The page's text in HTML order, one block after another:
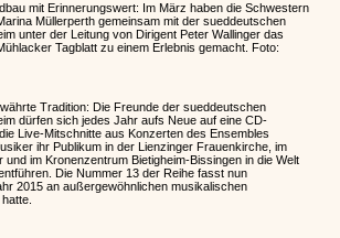
mit Erinnerungswert: Im März haben die Schwestern
Müllerperth gemeinsam mit der sueddeutschen
unter der Leitung von Dirigent Peter Wallinger das
Tagblatt zu einem Erlebnis gemacht. Foto:
Tradition: Die Freunde der sueddeutschen
dürfen sich jedes Jahr aufs Neue auf eine CD-
Live-Mitschnitte aus Konzerten des Ensembles
ihr Publikum in der Lienzinger Frauenkirche, im
und im Kronenzentrum Bietigheim-Bissingen in die Welt
Die Nummer 13 der Reihe fasst nun
2015 an außergewöhnlichen musikalischen